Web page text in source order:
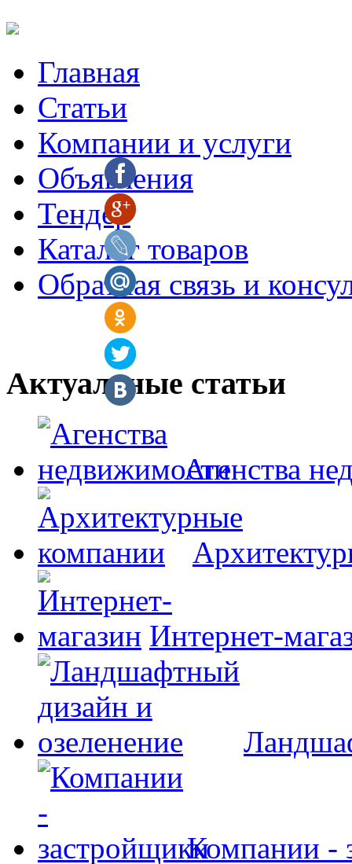
Главная
Статьи
Компании и услуги
Объявления
Тендер
Каталог товаров
Обратная связь и
Актуальные статьи
Агенства
Интернет-
Компании -